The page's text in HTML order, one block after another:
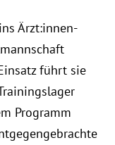
Ärzt:innen-
führt sie
Programm